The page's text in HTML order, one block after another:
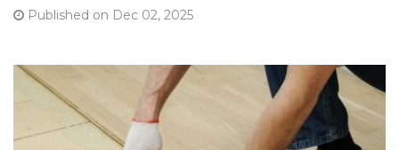
Published on Dec 02, 2025